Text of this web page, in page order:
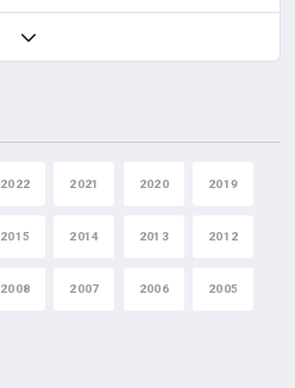
2022 2021 2020 2019
2015 2014 2013 2012
2008 2007 2006 2005